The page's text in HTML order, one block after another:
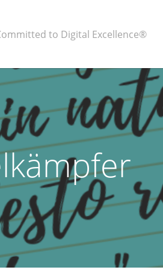
to Digital Excellence®